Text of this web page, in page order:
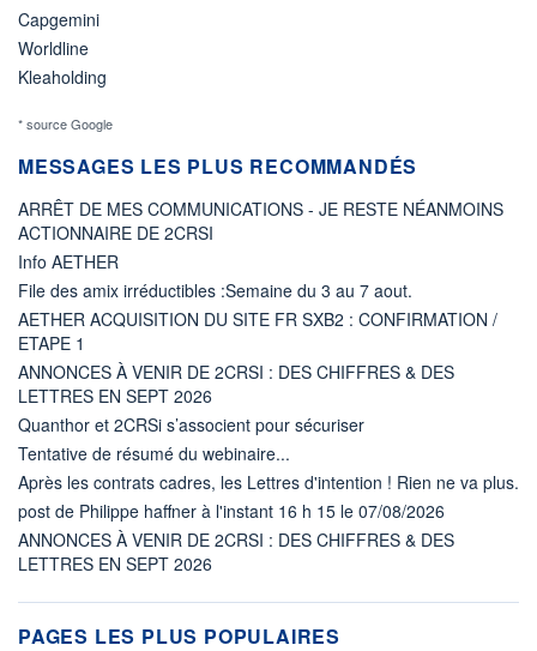
Capgemini
Worldline
Kleaholding
* source Google
MESSAGES LES PLUS RECOMMANDÉS
ARRÊT DE MES COMMUNICATIONS - JE RESTE NÉANMOINS
ACTIONNAIRE DE 2CRSI
Info AETHER
File des amix irréductibles :Semaine du 3 au 7 aout.
AETHER ACQUISITION DU SITE FR SXB2 : CONFIRMATION /
ETAPE 1
ANNONCES À VENIR DE 2CRSI : DES CHIFFRES & DES
LETTRES EN SEPT 2026
Quanthor et 2CRSi s’associent pour sécuriser
Tentative de résumé du webinaire...
Après les contrats cadres, les Lettres d'intention ! Rien ne va plus.
post de Philippe haffner à l'instant 16 h 15 le 07/08/2026
ANNONCES À VENIR DE 2CRSI : DES CHIFFRES & DES
LETTRES EN SEPT 2026
PAGES LES PLUS POPULAIRES